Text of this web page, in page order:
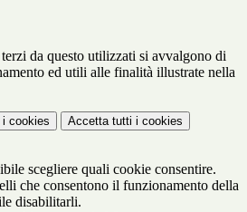
da questo utilizzati si avvalgono di
ed utili alle finalità illustrate nella
i cookies Accetta tutti i cookies
scegliere quali cookie consentire.
che consentono il funzionamento della
disabilitarli.